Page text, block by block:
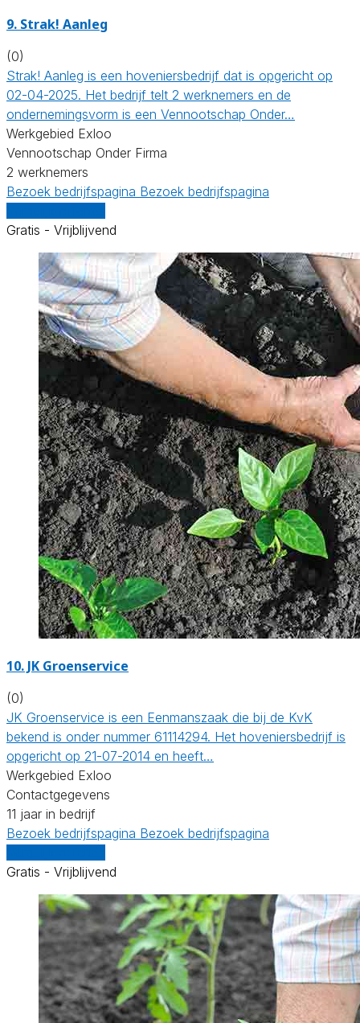
9. Strak! Aanleg
(0)
Strak! Aanleg is een hoveniersbedrijf dat is opgericht op
02-04-2025. Het bedrijf telt 2 werknemers en de
ondernemingsvorm is een Vennootschap Onder…
Werkgebied Exloo
Vennootschap Onder Firma
2 werknemers
Bezoek bedrijfspagina Bezoek bedrijfspagina
Gratis - Vrijblijvend
10. JK Groenservice
(0)
JK Groenservice is een Eenmanszaak die bij de KvK
bekend is onder nummer 61114294. Het hoveniersbedrijf is
opgericht op 21-07-2014 en heeft…
Werkgebied Exloo
Contactgegevens
11 jaar in bedrijf
Bezoek bedrijfspagina Bezoek bedrijfspagina
Gratis - Vrijblijvend